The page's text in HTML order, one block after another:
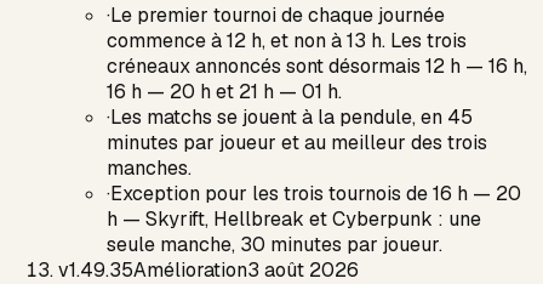
·Le premier tournoi de chaque journée
commence à 12 h, et non à 13 h. Les trois
créneaux annoncés sont désormais 12 h — 16 h,
16 h — 20 h et 21 h — 01 h.
·Les matchs se jouent à la pendule, en 45
minutes par joueur et au meilleur des trois
manches.
·Exception pour les trois tournois de 16 h — 20
h — Skyrift, Hellbreak et Cyberpunk : une
seule manche, 30 minutes par joueur.
v1.49.35Amélioration3 août 2026